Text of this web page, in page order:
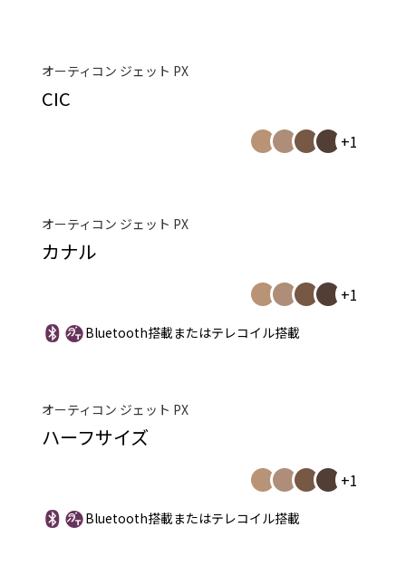
オーティコン ジェット PX
CIC
+1
オーティコン ジェット PX
カナル
+1
Bluetooth搭載またはテレコイル搭載
オーティコン ジェット PX
ハーフサイズ
+1
Bluetooth搭載またはテレコイル搭載